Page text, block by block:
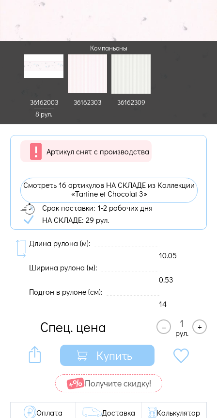
Компаньоны
36162003
8 рул.
36162303 36162309
Артикул снят с производства
Смотреть 16 артикулов НА СКЛАДЕ из Коллекции
«Tartine et Chocolat 3»
Срок поставки: 1-2 рабочих дня
НА СКЛАДЕ: 29 рул.
Длина рулона (м):
10.05
Ширина рулона (м):
0.53
Подгон в рулоне (cм):
14
Спец. цена –
рул.
+
Купить
Получите cкидку!
Оплата Доставка Калькулятор